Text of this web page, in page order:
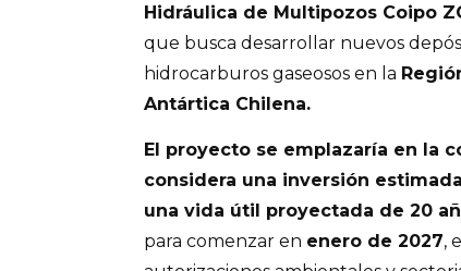
Hidráulica de Multipozos Coipo
que busca desarrollar nuevos
hidrocarburos gaseosos en la
Antártica Chilena.
El proyecto se emplazaría en la
considera una inversión
una vida útil proyectada de 20
para comenzar en enero de 2027,